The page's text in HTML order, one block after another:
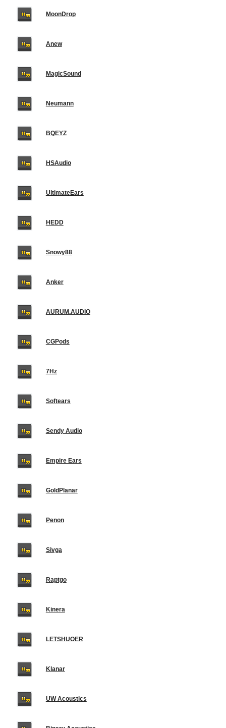
MoonDrop
Anew
MagicSound
Neumann
BQEYZ
HSAudio
UltimateEars
HEDD
Snowy88
Anker
AURUM.AUDIO
CGPods
7Hz
Softears
Sendy Audio
Empire Ears
GoldPlanar
Penon
Sivga
Raptgo
Kinera
LETSHUOER
Klanar
UW Acoustics